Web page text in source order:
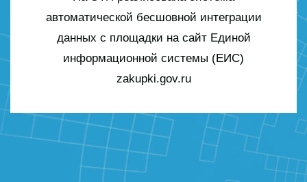
автоматической бесшовной интеграции
данных с площадки на сайт Единой
информационной системы (ЕИС)
zakupki.gov.ru